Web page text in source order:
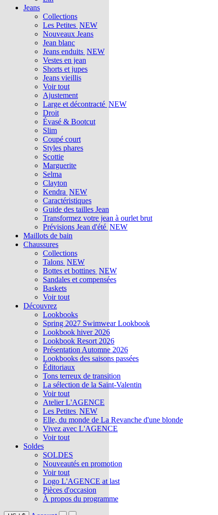
Jeans
Collections
Les Petites NEW
Nouveaux Jeans
Jean blanc
Jeans enduits NEW
Vestes en jean
Shorts et jupes
Jeans vieillis
Voir tout
Ajustement
Large et décontracté NEW
Droit
Évasé & Bootcut
Slim
Coupé court
Styles phares
Scottie
Marguerite
Selma
Clayton
Kendra NEW
Caractéristiques
Guide des tailles Jean
Transformez votre jean à ourlet brut
Prévisions Jean d'été NEW
Maillots de bain
Chaussures
Collections
Talons NEW
Bottes et bottines NEW
Sandales et compensées
Baskets
Voir tout
Découvrez
Lookbooks
Spring 2027 Swimwear Lookbook
Lookbook hiver 2026
Lookbook Resort 2026
Présentation Automne 2026
Lookbooks des saisons passées
Éditoriaux
Tons terreux de transition
La sélection de la Saint-Valentin
Voir tout
Atelier L'AGENCE
Les Petites NEW
Elle, du monde de La Revanche d'une blonde
Vivez avec L'AGENCE
Voir tout
Soldes
SOLDES
Nouveautés en promotion
Voir tout
Logo L'AGENCE at last
Pièces d'occasion
À propos du programme